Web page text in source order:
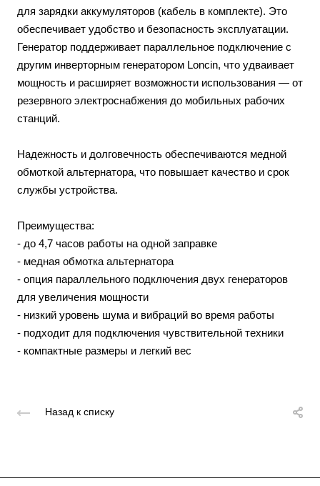
для зарядки аккумуляторов (кабель в комплекте). Это
обеспечивает удобство и безопасность эксплуатации.
Генератор поддерживает параллельное подключение с
другим инверторным генератором Loncin, что удваивает
мощность и расширяет возможности использования — от
резервного электроснабжения до мобильных рабочих
станций.
Надежность и долговечность обеспечиваются медной
обмоткой альтернатора, что повышает качество и срок
службы устройства.
Преимущества:
- до 4,7 часов работы на одной заправке
- медная обмотка альтернатора
- опция параллельного подключения двух генераторов
для увеличения мощности
- низкий уровень шума и вибраций во время работы
- подходит для подключения чувствительной техники
- компактные размеры и легкий вес
Назад к списку